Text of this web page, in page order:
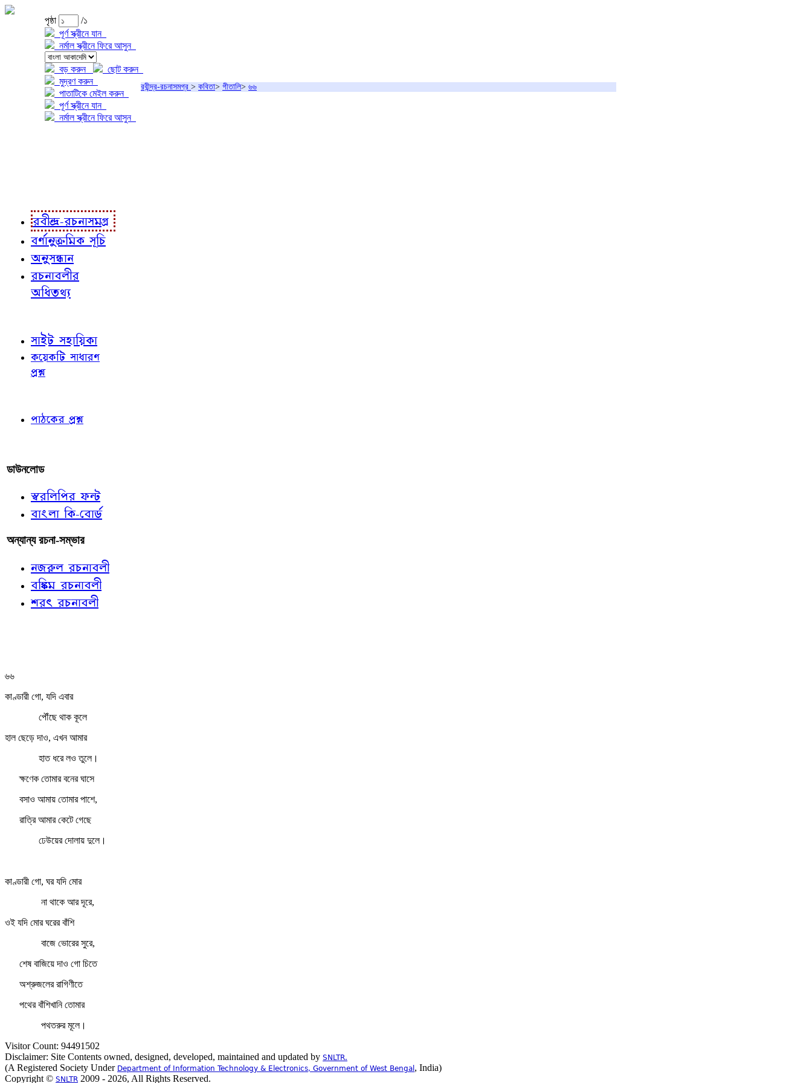
পৃষ্ঠা
/১
পূর্ণ স্ক্রীনে যান
নর্মাল স্ক্রীনে ফিরে আসুন
বড় করুন
ছোট করুন
মুদ্রণ করুন
পাতাটিকে মেইল করুন
পূর্ণ স্ক্রীনে যান
নর্মাল স্ক্রীনে ফিরে আসুন
রবীন্দ্র-রচনাসমগ্র > কবিতা> গীতালি> ৬৬
রবীন্দ্র-রচনাসমগ্র
বর্ণানুক্রমিক সূচি
অনুসন্ধান
রচনাবলীর
অধিতথ্য
সাইট সহায়িকা
কয়েকটি সাধারণ
প্রশ্ন
পাঠকের প্রশ্ন
ডাউনলোড
স্বরলিপির ফন্ট
বাংলা কি-বোর্ড
অন্যান্য রচনা-সম্ভার
নজরুল রচনাবলী
বঙ্কিম রচনাবলী
শরৎ রচনাবলী
৬৬
কাণ্ডারী গো, যদি এবার
পৌঁছে থাক কূলে
হাল ছেড়ে দাও, এখন আমার
হাত ধরে লও তুলে।
ক্ষণেক তোমার বনের ঘাসে
বসাও আমায় তোমার পাশে,
রাত্রি আমার কেটে গেছে
ঢেউয়ের দোলায় দুলে।
কাণ্ডারী গো, ঘর যদি মোর
না থাকে আর দূরে,
ওই যদি মোর ঘরের বাঁশি
বাজে ভোরের সুরে,
শেষ বাজিয়ে দাও গো চিতে
অশ্রুজলের রাগিণীতে
পথের বাঁশিখানি তোমার
পথতরুর মূলে।
Visitor Count: 94491502
Disclaimer: Site Contents owned, designed, developed, maintained and updated by SNLTR.
(A Registered Society Under Department of Information Technology & Electronics, Government of West Bengal , India)
Copyright © SNLTR 2009 - 2026, All Rights Reserved.